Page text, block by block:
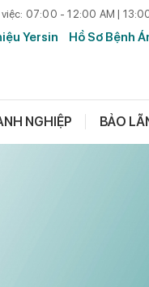
việc: 07:00 - 12:00 AM |
Yersin Hồ Sơ Bệnh
NGHIỆP BẢO